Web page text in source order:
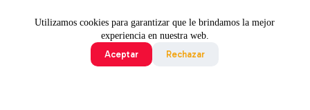
Utilizamos cookies para garantizar que le brindamos la mejor
experiencia en nuestra web.
Aceptar
Rechazar
Todo contenido original es sujeto de Copyright © 2026 TCG